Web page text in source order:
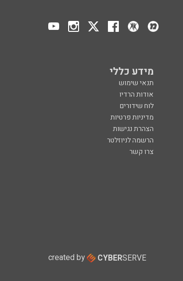
מידע כללי
תנאי שימוש
אודות הרדיו
לוח שידורים
מדיניות פרטיות
הצהרת נגישות
הרשמה לניוזלטר
צרו קשר
created by CYBERSERVE